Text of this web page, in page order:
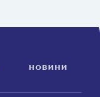
НОВИНИ